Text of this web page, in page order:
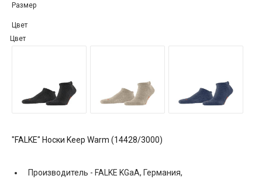
Размер
Цвет
Цвет
"FALKE" Носки Keep Warm (14428/3000)
Производитель - FALKE KGaA, Германия,